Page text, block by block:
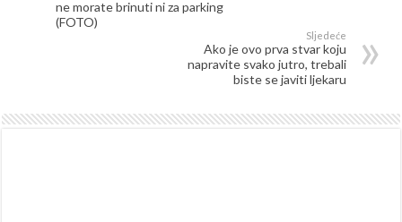
ne morate brinuti ni za parking
(FOTO)
Sljedeće
Ako je ovo prva stvar koju
napravite svako jutro, trebali
biste se javiti ljekaru